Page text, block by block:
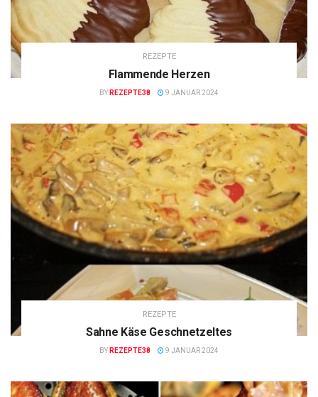
REZEPTE
Flammende Herzen
BY REZEPTE38 9 JANUAR 2024
REZEPTE
Sahne Käse Geschnetzeltes
BY REZEPTE38 9 JANUAR 2024